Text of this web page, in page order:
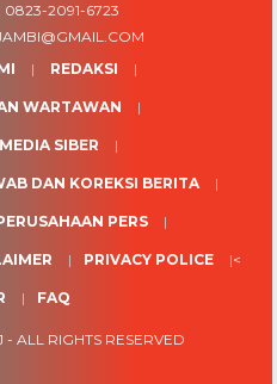
0823-2091-6723
REDAKSI
WARTAWAN
SIBER
DAN KOREKSI BERITA
PERS
PRIVACY POLICE <
FAQ
- ALL RIGHTS RESERVED